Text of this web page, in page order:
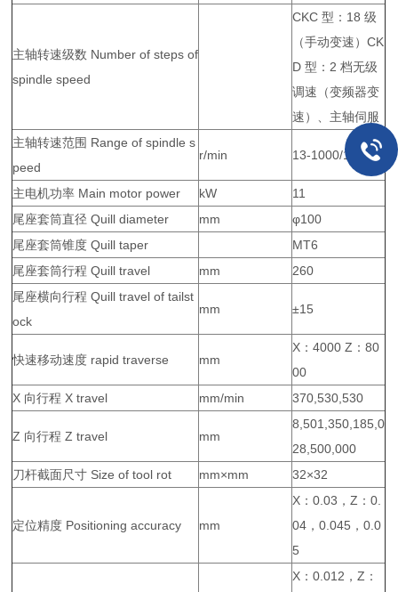
主轴转速级数 Number of steps of
spindle speed
CKC 型：18 级
（手动变速）CK
D 型：2 档无级
调速（变频器变
速）、主轴伺服
主轴转速范围 Range of spindle s
peed
r/min 13-1000/10-800
主电机功率 Main motor power kW
11
尾座套筒直径 Quill diameter
mm
φ100
尾座套筒锥度 Quill taper
MT6
尾座套筒行程 Quill travel
mm
260
尾座横向行程 Quill travel of tailst
ock
mm ±15
快速移动速度 rapid traverse mm
X：4000 Z：80
00
X 向行程 X travel
mm/min 370,530,530
Z 向行程 Z travel mm
8,501,350,185,0
28,500,000
刀杆截面尺寸 Size of tool rot
mm×mm 32×32
定位精度 Positioning accuracy mm
X：0.03，Z：0.
04，0.045，0.0
5
X：0.012，Z：